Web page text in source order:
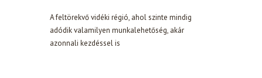
A feltörekvő vidéki régió, ahol szinte mindig
adódik valamilyen munkalehetőség, akár
azonnali kezdéssel is